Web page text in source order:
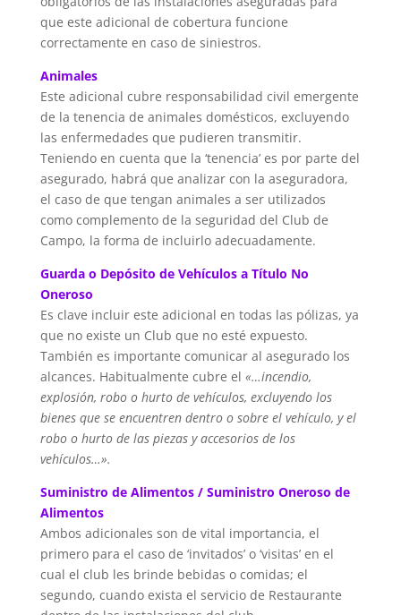
que este adicional de cobertura funcione
correctamente en caso de siniestros.
Animales
Este adicional cubre responsabilidad civil emergente
de la tenencia de animales domésticos, excluyendo
las enfermedades que pudieren transmitir.
Teniendo en cuenta que la ‘tenencia’ es por parte del
asegurado, habrá que analizar con la aseguradora,
el caso de que tengan animales a ser utilizados
como complemento de la seguridad del Club de
Campo, la forma de incluirlo adecuadamente.
Guarda o Depósito de Vehículos a Título No
Oneroso
Es clave incluir este adicional en todas las pólizas, ya
que no existe un Club que no esté expuesto.
También es importante comunicar al asegurado los
alcances. Habitualmente cubre el «…incendio,
explosión, robo o hurto de vehículos, excluyendo los
bienes que se encuentren dentro o sobre el vehículo, y el
robo o hurto de las piezas y accesorios de los
vehículos…».
Suministro de Alimentos / Suministro Oneroso de
Alimentos
Ambos adicionales son de vital importancia, el
primero para el caso de ‘invitados’ o ‘visitas’ en el
cual el club les brinde bebidas o comidas; el
segundo, cuando exista el servicio de Restaurante